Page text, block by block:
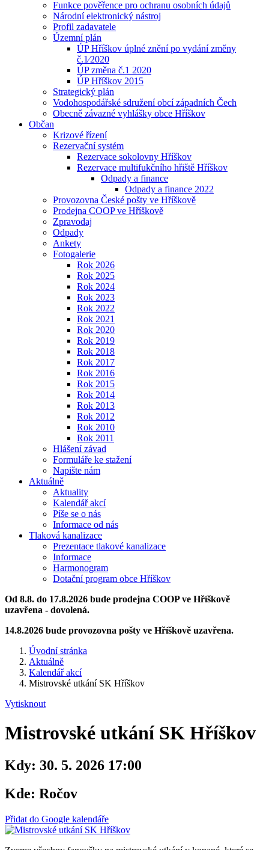
Funkce pověřence pro ochranu osobních údajů
Národní elektronický nástroj
Profil zadavatele
Územní plán
ÚP Hříškov úplné znění po vydání změny
č.1⁄2020
ÚP změna č.1 2020
ÚP Hříškov 2015
Strategický plán
Vodohospodářské sdružení obcí západních Čech
Obecně závazné vyhlášky obce Hříškov
Občan
Krizové řízení
Rezervační systém
Rezervace sokolovny Hříškov
Rezervace multifukčního hřiště Hříškov
Odpady a finance
Odpady a finance 2022
Provozovna České pošty ve Hříškově
Prodejna COOP ve Hříškově
Zpravodaj
Odpady
Ankety
Fotogalerie
Rok 2026
Rok 2025
Rok 2024
Rok 2023
Rok 2022
Rok 2021
Rok 2020
Rok 2019
Rok 2018
Rok 2017
Rok 2016
Rok 2015
Rok 2014
Rok 2013
Rok 2012
Rok 2010
Rok 2011
Hlášení závad
Formuláře ke stažení
Napište nám
Aktuálně
Aktuality
Kalendář akcí
Píše se o nás
Informace od nás
Tlaková kanalizace
Prezentace tlakové kanalizace
Informace
Harmonogram
Dotační program obce Hříškov
Od 8.8. do 17.8.2026 bude prodejna COOP ve Hříškově
uzavřena - dovolená.
14.8.2026 bude provozovna pošty ve Hříškově uzavřena.
Úvodní stránka
Aktuálně
Kalendář akcí
Mistrovské utkání SK Hříškov
Vytisknout
Mistrovské utkání SK Hříškov
Kdy: 30. 5. 2026 17:00
Kde: Ročov
Přidat do Google kalendáře